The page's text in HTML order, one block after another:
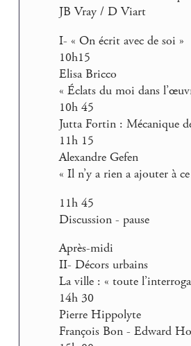
JB Vray / D Viart
I- « On écrit avec de soi »
10h15
Elisa Bricco
« Éclats du moi dans
10h 45
Jutta Fortin : Mécanique
11h 15
Alexandre Gefen
« Il n’y a rien a ajouter à
11h 45
Discussion - pause
Après-midi
II- Décors urbains
La ville : « toute
14h 30
Pierre Hippolyte
François Bon - Edward